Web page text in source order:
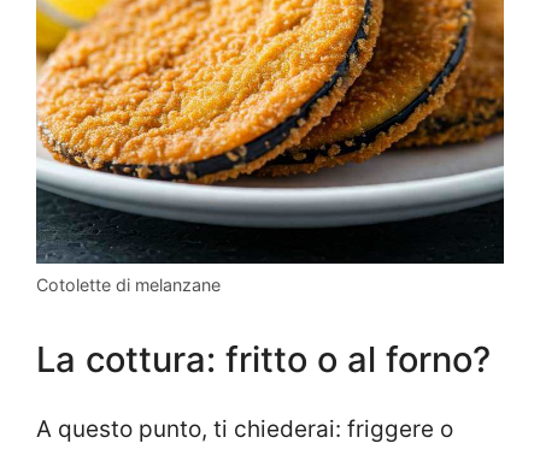
Cotolette di melanzane
La cottura: fritto o al forno?
A questo punto, ti chiederai: friggere o